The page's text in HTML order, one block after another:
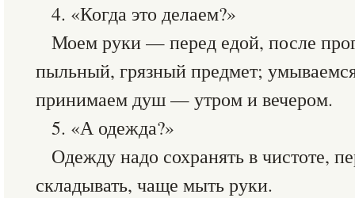
4. «Когда это делаем?»
Моем руки — перед едой, после
пыльный, грязный предмет;
принимаем душ — утром и вечером.
5. «А одежда?»
Одежду надо сохранять в чистоте,
складывать, чаще мыть руки.